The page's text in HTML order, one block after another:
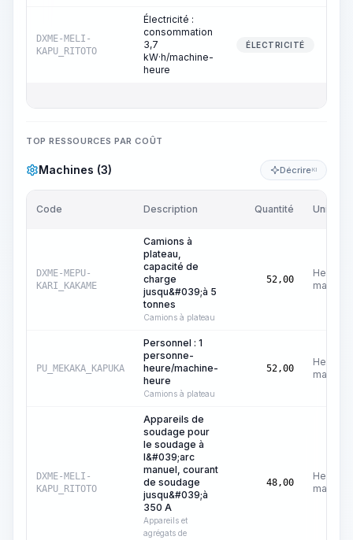
DXME-MELI-
KAPU_RITOTO
Électricité :
consommation
3,7
kW·h/machine-
heure
ÉLECTRICITÉ
TOP RESSOURCES PAR COÛT
Machines (3) DécrireKI
Code Description Quantité Unité
DXME-MEPU-
KARI_KAKAME
Camions à
plateau,
capacité de
charge
jusqu&#039;à 5
tonnes
Camions à plateau
52,00
Heures
machine
PU_MEKAKA_KAPUKA
Personnel : 1
personne-
heure/machine-
heure
Camions à plateau
52,00
Heures
machine
DXME-MELI-
KAPU_RITOTO
Appareils de
soudage pour
le soudage à
l&#039;arc
manuel, courant
de soudage
jusqu&#039;à
350 A
Appareils et
agrégats de
48,00
Heures
machine